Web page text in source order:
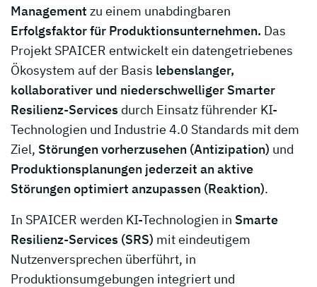
Management zu einem unabdingbaren
Erfolgsfaktor für Produktionsunternehmen. Das
Projekt SPAICER entwickelt ein datengetriebenes
Ökosystem auf der Basis lebenslanger,
kollaborativer und niederschwelliger Smarter
Resilienz-Services durch Einsatz führender KI-
Technologien und Industrie 4.0 Standards mit dem
Ziel, Störungen vorherzusehen (Antizipation) und
Produktionsplanungen jederzeit an aktive
Störungen optimiert anzupassen (Reaktion).
In SPAICER werden KI-Technologien in Smarte
Resilienz-Services (SRS) mit eindeutigem
Nutzenversprechen überführt, in
Produktionsumgebungen integriert und